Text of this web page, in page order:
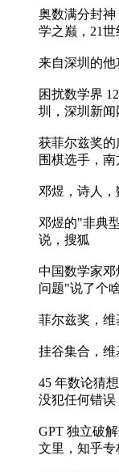
奥数满分封神
学之巅，21
来自深圳的他
困扰数学界
圳，深圳新闻
获菲尔兹奖
围棋选手，
邓煜，诗人，
邓煜的"非典
说，搜狐
中国数学家
问题"说了个
菲尔兹奖，维
挂谷集合，维
45 年数论猜
没犯任何错误
GPT 独立破
文里，知乎专